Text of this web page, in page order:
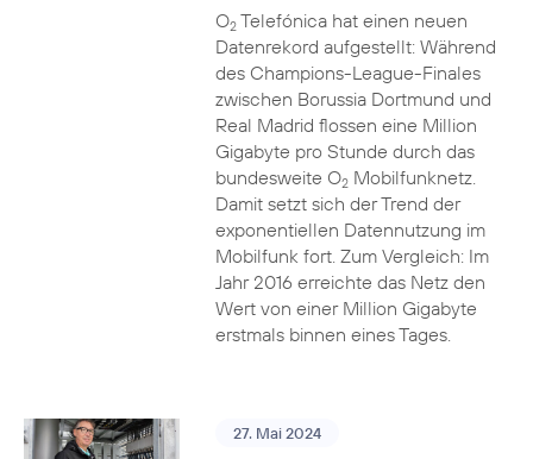
O2Telefónica hat einen neuen
Datenrekord aufgestellt: Während
des Champions-League-Finales
zwischen Borussia Dortmund und
Real Madrid flossen eine Million
Gigabyte pro Stunde durch das
bundesweite O2Mobilfunknetz.
Damit setzt sich der Trend der
exponentiellen Datennutzung im
Mobilfunk fort. Zum Vergleich: Im
Jahr 2016 erreichte das Netz den
Wert von einer Million Gigabyte
erstmals binnen eines Tages.
27. Mai 2024